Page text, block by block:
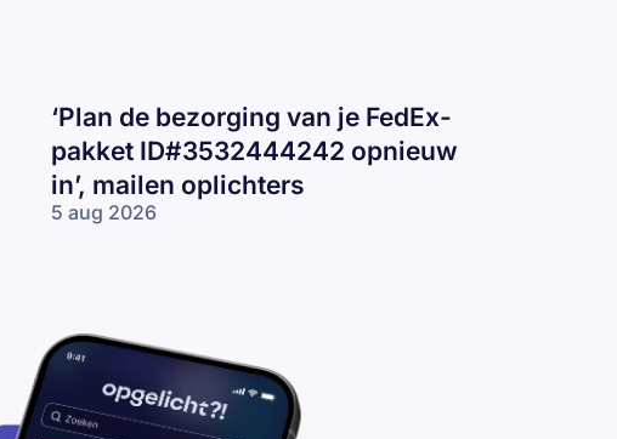
‘Plan de bezorging van je FedEx-
pakket ID#3532444242 opnieuw
in’, mailen oplichters
5 aug 2026
opnieuw in’,
mailen
oplichters